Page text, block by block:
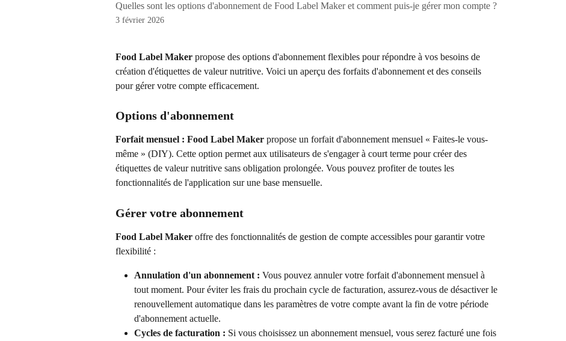
Quelles sont les options d'abonnement de Food Label Maker et comment puis-je gérer mon compte ?
3 février 2026
Food Label Maker propose des options d'abonnement flexibles pour répondre à vos besoins de
création d'étiquettes de valeur nutritive. Voici un aperçu des forfaits d'abonnement et des conseils
pour gérer votre compte efficacement.
Options d'abonnement
Forfait mensuel : Food Label Maker propose un forfait d'abonnement mensuel « Faites-le vous-
même » (DIY). Cette option permet aux utilisateurs de s'engager à court terme pour créer des
étiquettes de valeur nutritive sans obligation prolongée. Vous pouvez profiter de toutes les
fonctionnalités de l'application sur une base mensuelle.
Gérer votre abonnement
Food Label Maker offre des fonctionnalités de gestion de compte accessibles pour garantir votre
flexibilité :
Annulation d'un abonnement : Vous pouvez annuler votre forfait d'abonnement mensuel à
tout moment. Pour éviter les frais du prochain cycle de facturation, assurez-vous de désactiver le
renouvellement automatique dans les paramètres de votre compte avant la fin de votre période
d'abonnement actuelle.
Cycles de facturation : Si vous choisissez un abonnement mensuel, vous serez facturé une fois